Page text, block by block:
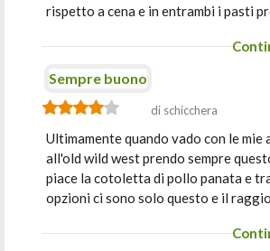
rispetto a cena e in entrambi i pasti
Sempre buono
di schicchera
Ultimamente quando vado con le mie
all'old wild west prendo sempre
piace la cotoletta di pollo panata e
opzioni ci sono solo questo e il